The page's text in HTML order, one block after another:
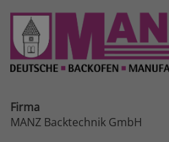
Firma
MANZ Backtechnik GmbH